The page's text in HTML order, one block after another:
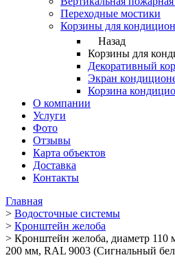
Переходные мостики
Корзины для
Назад
Корзины для
Декоративный
Экран
Корзина
О компании
Услуги
Фото
Отзывы
Карта объектов
Доставка
Контакты
Главная
> Водосточные системы
> Кронштейн желоба
> Кронштейн желоба, диаметр
200 мм, RAL 9003 (Сигнальный